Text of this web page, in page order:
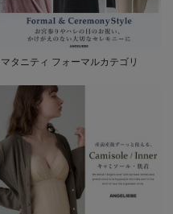
マタニティ フォーマルカテゴリ